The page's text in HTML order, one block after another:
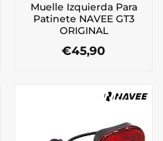
Muelle Izquierda Para
Patinete NAVEE GT3
ORIGINAL
€45,90